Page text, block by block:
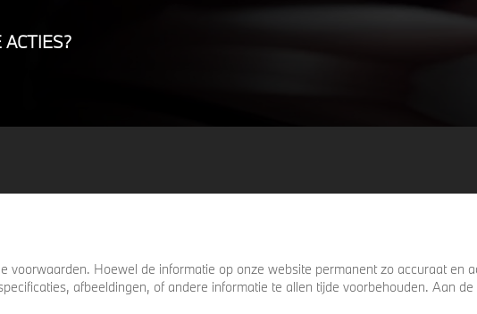
keer omkijkt voordat u verder loopt.
voorwaarden. Hoewel de informatie op onze website permanent zo accuraat en
afbeeldingen, of andere informatie te allen tijde voorbehouden. Aan